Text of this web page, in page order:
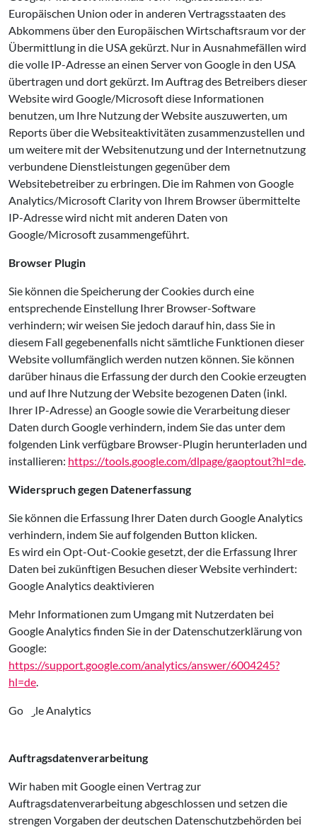
Europäischen Union oder in anderen Vertragsstaaten des
Abkommens über den Europäischen Wirtschaftsraum vor der
Übermittlung in die USA gekürzt. Nur in Ausnahmefällen wird
die volle IP-Adresse an einen Server von Google in den USA
übertragen und dort gekürzt. Im Auftrag des Betreibers dieser
Website wird Google/Microsoft diese Informationen
benutzen, um Ihre Nutzung der Website auszuwerten, um
Reports über die Websiteaktivitäten zusammenzustellen und
um weitere mit der Websitenutzung und der Internetnutzung
verbundene Dienstleistungen gegenüber dem
Websitebetreiber zu erbringen. Die im Rahmen von Google
Analytics/Microsoft Clarity von Ihrem Browser übermittelte
IP-Adresse wird nicht mit anderen Daten von
Google/Microsoft zusammengeführt.
Browser Plugin
Sie können die Speicherung der Cookies durch eine
entsprechende Einstellung Ihrer Browser-Software
verhindern; wir weisen Sie jedoch darauf hin, dass Sie in
diesem Fall gegebenenfalls nicht sämtliche Funktionen dieser
Website vollumfänglich werden nutzen können. Sie können
darüber hinaus die Erfassung der durch den Cookie erzeugten
und auf Ihre Nutzung der Website bezogenen Daten (inkl.
Ihrer IP-Adresse) an Google sowie die Verarbeitung dieser
Daten durch Google verhindern, indem Sie das unter dem
folgenden Link verfügbare Browser-Plugin herunterladen und
installieren: https://tools.google.com/dlpage/gaoptout?hl=de.
Widerspruch gegen Datenerfassung
Sie können die Erfassung Ihrer Daten durch Google Analytics
verhindern, indem Sie auf folgenden Button klicken.
Es wird ein Opt-Out-Cookie gesetzt, der die Erfassung Ihrer
Daten bei zukünftigen Besuchen dieser Website verhindert:
Google Analytics deaktivieren
Mehr Informationen zum Umgang mit Nutzerdaten bei
Google Analytics finden Sie in der Datenschutzerklärung von
Google:
https://support.google.com/analytics/answer/6004245?
hl=de.
Google Analytics
Auftragsdatenverarbeitung
Wir haben mit Google einen Vertrag zur
Auftragsdatenverarbeitung abgeschlossen und setzen die
strengen Vorgaben der deutschen Datenschutzbehörden bei